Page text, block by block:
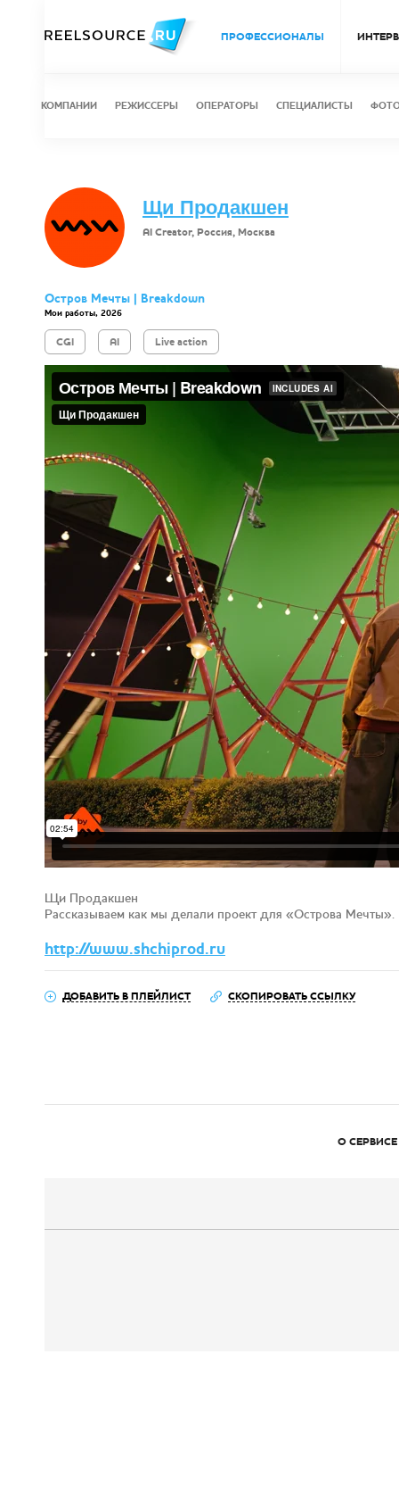
ПРОФЕССИОНАЛЫ
КОМПАНИИ РЕЖИССЕРЫ ОПЕРАТОРЫ СПЕЦИАЛИСТЫ
Щи Продакшен
AI Creator, Россия, Москва
Остров Мечты | Breakdown
Мои работы, 2026
CGI AI Live action
Щи Продакшен
Рассказываем как мы делали проект для «Острова Мечты».
http://www.shchiprod.ru
ДОБАВИТЬ В ПЛЕЙЛИСТ СКОПИРОВАТЬ ССЫЛКУ
О СЕРВИСЕ